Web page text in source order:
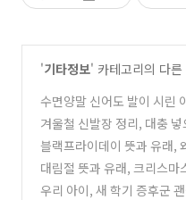
'기타정보' 카테고리의 다른
수면양말 신어도 발이 시린
니다 (수족냉증 탈출법) (0)
겨울철 신발장 정리, 대충
핍니다 (현직 팀장의 보관
블랙프라이데이 뜻과 유래,
까? (현직 기획자의 실패 없
대림절 뜻과 유래, 크리스마
는 '보라색 촛불'의 비밀 (0)
우리 아이, 새 학기 증후군